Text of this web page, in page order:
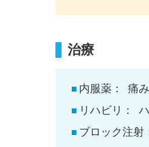
治療
内服薬：
痛
リハビリ：
ブロック注射